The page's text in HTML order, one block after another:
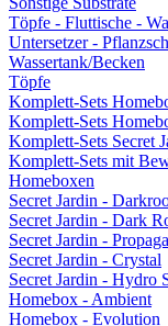
Töpfe - Fluttische -
Untersetzer -
Wassertank/Becken
Töpfe
Komplett-Sets
Komplett-Sets
Komplett-Sets Secret
Komplett-Sets mit
Homeboxen
Secret Jardin -
Secret Jardin - Dark
Secret Jardin -
Secret Jardin - Crystal
Secret Jardin - Hydro
Homebox - Ambient
Homebox - Evolution